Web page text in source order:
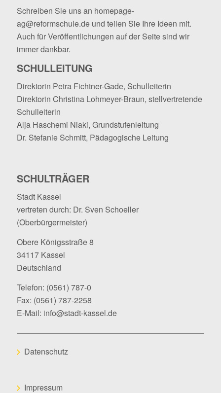
Schreiben Sie uns an homepage-
ag@reformschule.deund teilen Sie Ihre Ideen mit.
Auch für Veröffentlichungen auf der Seite sind wir
immer dankbar.
SCHULLEITUNG
Direktorin Petra Fichtner-Gade, Schulleiterin
Direktorin Christina Lohmeyer-Braun, stellvertretende
Schulleiterin
Alja Haschemi Niaki, Grundstufenleitung
Dr. Stefanie Schmitt, Pädagogische Leitung
SCHULTRÄGER
Stadt Kassel
vertreten durch: Dr. Sven Schoeller
(Oberbürgermeister)
Obere Königsstraße 8
34117 Kassel
Deutschland
Telefon: (0561) 787-0
Fax: (0561) 787-2258
E-Mail: info@stadt-kassel.de
Datenschutz
Impressum